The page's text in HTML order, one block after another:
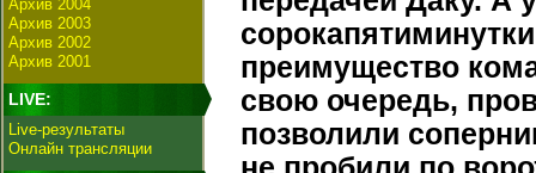
Архив 2004
Архив 2003
Архив 2002
Архив 2001
LIVE:
Live-результаты
Онлайн трансляции
преимущество
свою очередь,
позволили